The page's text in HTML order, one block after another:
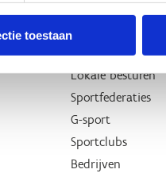
toestaan
Wij ondersteunen
Lokale besturen
Sportfederaties
G-sport
Sportclubs
Bedrijven